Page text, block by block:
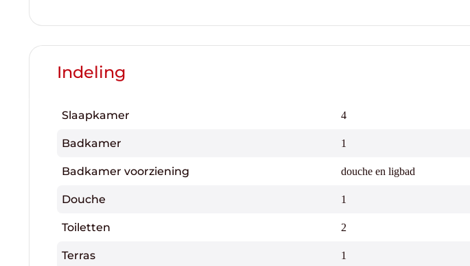
Indeling
Slaapkamer 4
Badkamer 1
Badkamer voorziening douche en ligbad
Douche 1
Toiletten 2
Terras 1